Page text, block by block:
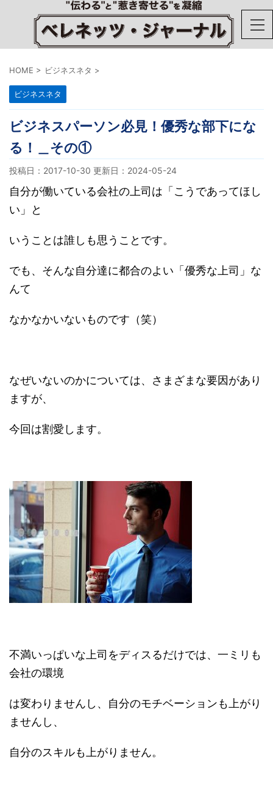
HOME > ビジネスネタ >
ビジネスネタ
ビジネスパーソン必見！優秀な部下にな
る！＿その①
投稿日：2017-10-30 更新日： 2024-05-24
自分が働いている会社の上司は「こうであってほし
い」と
いうことは誰しも思うことです。
でも、そんな自分達に都合のよい「優秀な上司」な
んて
なかなかいないものです（笑）
なぜいないのかについては、さまざまな要因があり
ますが、
今回は割愛します。
不満いっぱいな上司をディスるだけでは、一ミリも
会社の環境
は変わりませんし、自分のモチベーションも上がり
ませんし、
自分のスキルも上がりません。